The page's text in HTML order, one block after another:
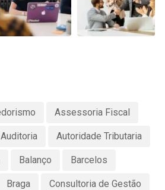
Assessoria Fiscal
Auditoria Autoridade Tributaria
Balanço Barcelos
Braga Consultoria de Gestão